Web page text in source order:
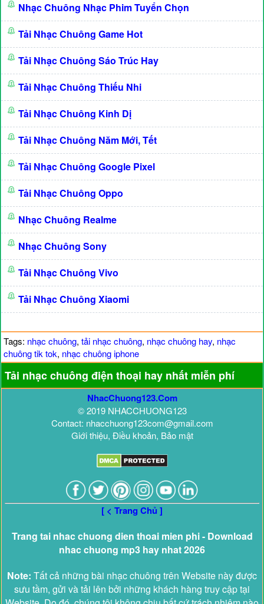
Nhạc Chuông Nhạc Phim Tuyển Chọn
Tải Nhạc Chuông Game Hot
Tải Nhạc Chuông Sáo Trúc Hay
Tải Nhạc Chuông Thiếu Nhi
Tải Nhạc Chuông Kinh Dị
Tải Nhạc Chuông Năm Mới, Tết
Tải Nhạc Chuông Google Pixel
Tải Nhạc Chuông Oppo
Nhạc Chuông Realme
Nhạc Chuông Sony
Tải Nhạc Chuông Vivo
Tải Nhạc Chuông Xiaomi
Tags: nhạc chuông, tải nhạc chuông, nhạc chuông hay, nhạc
chuông tik tok, nhạc chuông iphone
Tải nhạc chuông điện thoại hay nhất miễn phí
NhacChuong123.Com
© 2019 NHACCHUONG123
Contact: nhacchuong123com@gmail.com
Giới thiệu, Điều khoản, Bảo mật
[ < Trang Chủ ]
Trang tai nhac chuong dien thoai mien phi - Download
nhac chuong mp3 hay nhat 2026
Note: Tất cả những bài nhạc chuông trên Website này được
sưu tầm, gửi và tải lên bởi những khách hàng truy cập tại